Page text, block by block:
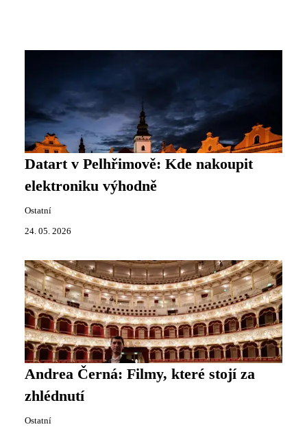
Datart v Pelhřimově: Kde nakoupit
elektroniku výhodně
Ostatní
24. 05. 2026
Andrea Černá: Filmy, které stojí za
zhlédnutí
Ostatní